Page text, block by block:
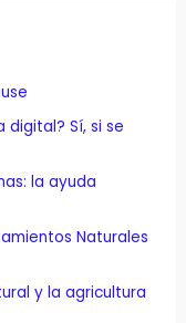
Sí, si se
la ayuda
Naturales
y la agricultura